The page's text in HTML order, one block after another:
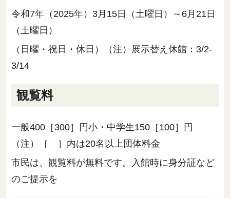
令和7年（2025年）3月15日（土曜日）～6月21日
（土曜日）
（日曜・祝日・休日）（注）展示替え休館：3/2-
3/14
観覧料
一般400［300］円小・中学生150［100］円
（注）［ ］内は20名以上団体料金
市民は、観覧料が無料です。入館時に身分証など
のご提示を